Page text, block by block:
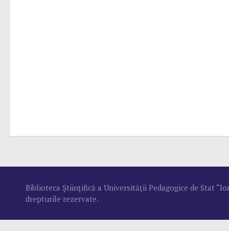
Biblioteca Ştiinţifică a Universităţii Pedagogice de Stat
drepturile rezervate.